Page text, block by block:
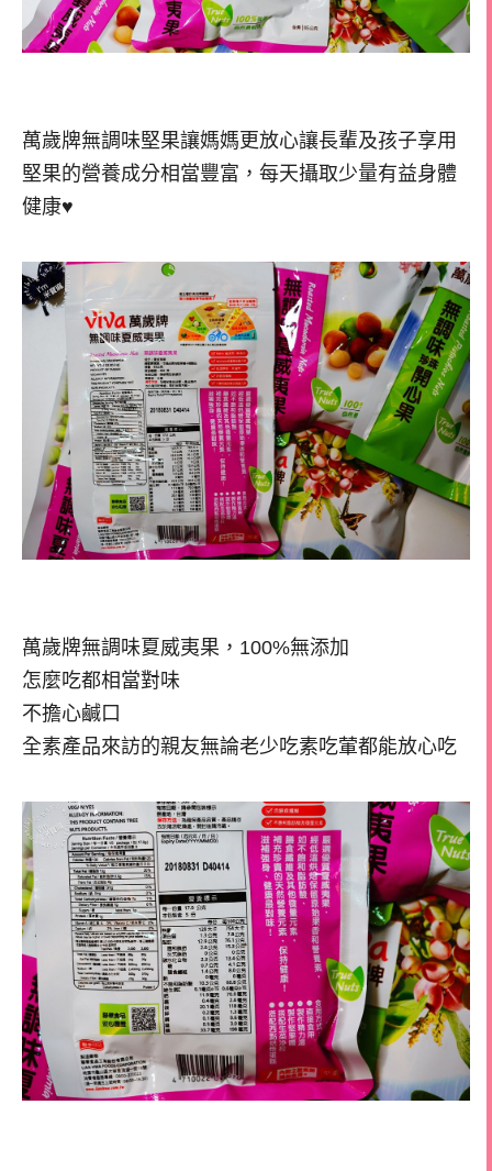
萬歲牌無調味堅果讓媽媽更放心讓長輩及孩子享用
堅果的營養成分相當豐富，每天攝取少量有益身體
健康♥
萬歲牌無調味夏威夷果，100%無添加
怎麼吃都相當對味
不擔心鹹口
全素產品來訪的親友無論老少吃素吃葷都能放心吃